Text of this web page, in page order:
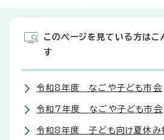
このページを見ている方はこ
す
令和8年度 なごや子ども市会
令和7年度 なごや子ども市会
令和8年度 子ども向け夏休み